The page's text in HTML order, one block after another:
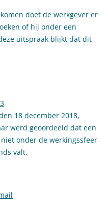
doet de werkgever er
of hij onder een
uitspraak blijkt dat dit
18 december 2018,
werd geoordeeld dat een
onder de werkingssfeer
valt.